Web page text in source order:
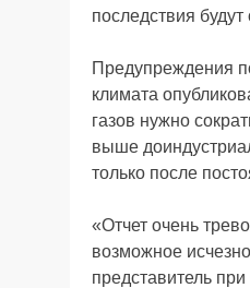
последствия
Предупреждения
климата
газов нужно
выше
только после
«Отчет очень
возможное
представитель